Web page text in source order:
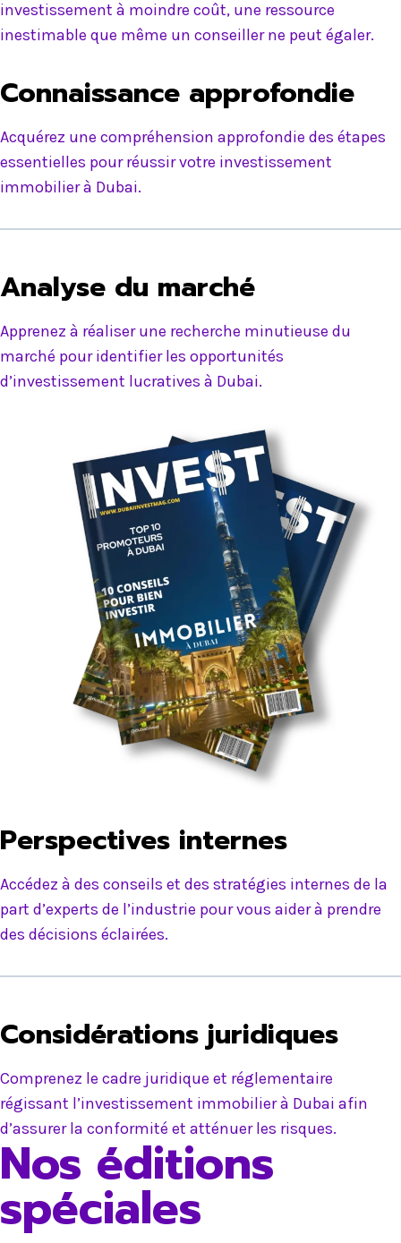
investissement à moindre coût, une ressource
inestimable que même un conseiller ne peut égaler.
Connaissance approfondie
Acquérez une compréhension approfondie des étapes
essentielles pour réussir votre investissement
immobilier à Dubai.
Analyse du marché
Apprenez à réaliser une recherche minutieuse du
marché pour identifier les opportunités
d’investissement lucratives à Dubai.
Perspectives internes
Accédez à des conseils et des stratégies internes de la
part d’experts de l’industrie pour vous aider à prendre
des décisions éclairées.
Considérations juridiques
Comprenez le cadre juridique et réglementaire
régissant l’investissement immobilier à Dubai afin
d’assurer la conformité et atténuer les risques.
Nos éditions
spéciales